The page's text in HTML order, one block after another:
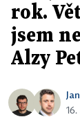
rok.
jsem
Alzy
16.